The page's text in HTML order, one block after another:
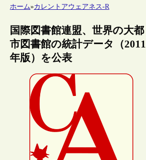
ホーム»カレントアウェアネス-R
国際図書館連盟、世界の大都
市図書館の統計データ（2011
年版）を公表